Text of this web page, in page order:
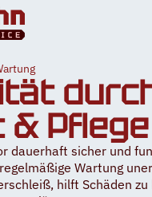
& Pflege
dauerhaft sicher und
Wartung
hilft Schäden zu